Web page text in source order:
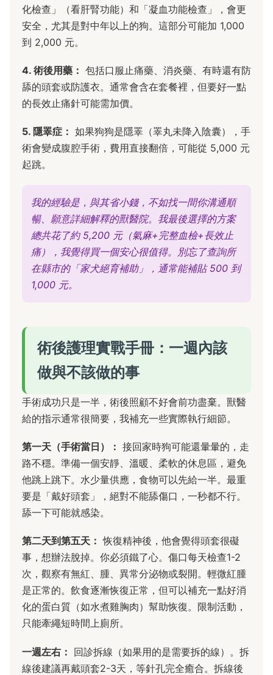
化檢查」（看肝腎功能）和「凝血功能檢查」，會更
安全，尤其是對中年以上的狗。這部分可能加 1,000
到 2,000 元。
4. 術後用藥： 包括口服止痛藥、消炎藥、有時還有防
舔的頭套或防護衣。通常會含在套餐裡，但要好一點
的長效止痛針可能需加價。
5. 隱睪症： 如果狗狗是隱睪（睪丸未降入陰囊），手
術會變成腹腔手術，費用直接翻倍，可能從 5,000 元
起跳。
我的經驗是，與其省小錢，不如找一間你溝通順
暢、願意詳細解釋的獸醫院。我最後選擇的方案
總共花了約 5,200 元（氣麻+完整血檢+長效止
痛），我覺得買一個安心很值得。別忘了查詢所
在縣市的「家犬絕育補助」，通常能補貼 500 到
1,000 元。
術後護理實戰手冊：一週內該
做與不該做的事
手術成功只是一半，術後照顧不好會前功盡棄。獸醫
給的指示通常很簡要，我補充一些實際執行細節。
第一天（手術當日）： 接回家時狗可能還暈暈的，走
路不穩。準備一個安靜、溫暖、柔軟的休息區，避免
他跳上跳下。水少量供應，食物可以先給一半。最重
要是「戴好頭套」，絕對不能舔傷口，一秒都不行。
舔一下可能就感染。
第二天到第五天： 恢復精神後，他會覺得頭套很礙
事，想辦法脫掉。你必須鐵了心。傷口每天檢查1-2
次，觀察有無紅、腫、異常分泌物或裂開。輕微紅腫
是正常的。飲食逐漸恢復正常，但可以補充一點好消
化的蛋白質（如水煮雞胸肉）幫助恢復。限制活動，
只能牽繩短時間上廁所。
一週左右： 回診拆線（如果用的是需要拆的線）。拆
線後建議再戴頭套2-3天，等針孔完全癒合。拆線後